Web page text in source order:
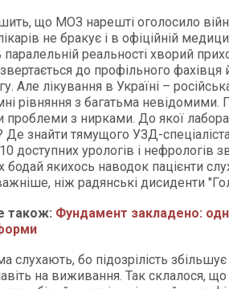
що МОЗ нарешті оголосило
не бракує і в офіційній
паралельній реальності хворий
звертається до профільного
Але лікування в Україні –
рівняння з багатьма невідомими.
проблеми з нирками. До якої
Де знайти тямущого УЗД-
доступних урологів і нефрологів
бодай якихось наводок пацієнти
ніж радянські дисиденти
також: Фундамент закладено:
слухають, бо підозрілість
на виживання. Так склалося,